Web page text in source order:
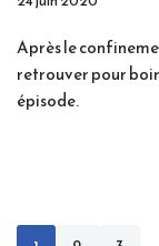
Après le
retrouver pour
épisode.